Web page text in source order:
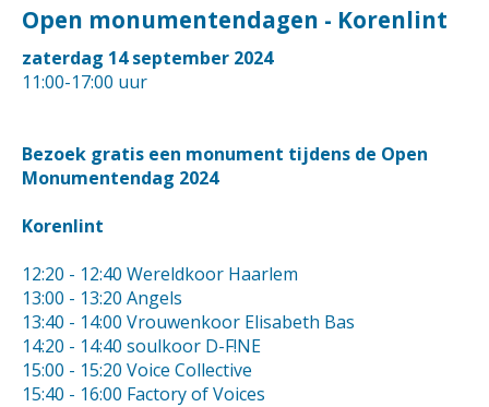
Open monumentendagen - Korenlint
zaterdag 14 september 2024
11:00-17:00 uur
Bezoek gratis een monument tijdens de Open
Monumentendag 2024
Korenlint
12:20 - 12:40 Wereldkoor Haarlem
13:00 - 13:20 Angels
13:40 - 14:00 Vrouwenkoor Elisabeth Bas
14:20 - 14:40 soulkoor D-F!NE
15:00 - 15:20 Voice Collective
15:40 - 16:00 Factory of Voices